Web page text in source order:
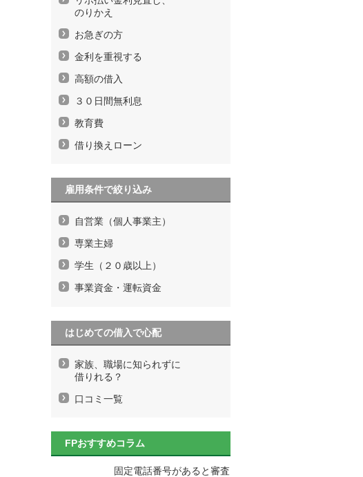
のりかえ
お急ぎの方
金利を重視する
高額の借入
３０日間無利息
教育費
借り換えローン
雇用条件で絞り込み
自営業（個人事業主）
専業主婦
学生（２０歳以上）
事業資金・運転資金
はじめての借入で心配
家族、職場に知られずに
借りれる？
口コミ一覧
FPおすすめコラム
固定電話番号があると審査